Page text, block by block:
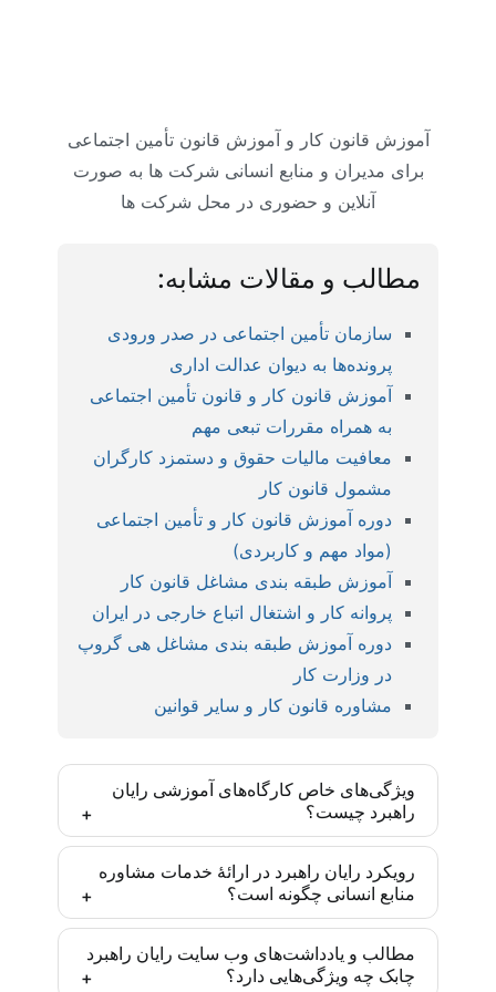
آموزش قانون کار و آموزش قانون تأمین اجتماعی
برای مدیران و منابع انسانی شرکت ها به صورت
آنلاین و حضوری در محل شرکت ها
مطالب و مقالات مشابه:
سازمان تأمین اجتماعی در صدر ورودی
پرونده‌ها به دیوان عدالت اداری
آموزش قانون کار و قانون تأمین اجتماعی
به همراه مقررات تبعی مهم
معافیت مالیات حقوق و دستمزد کارگران
مشمول قانون کار
دوره آموزش قانون کار و تأمین اجتماعی
(مواد مهم و کاربردی)
آموزش طبقه بندی مشاغل قانون کار
پروانه کار و اشتغال اتباع خارجی در ایران
دوره آموزش طبقه بندی مشاغل هی گروپ
در وزارت کار
مشاوره قانون کار و سایر قوانین
ویژگی‌های خاص کارگاه‌های آموزشی رایان
راهبرد چیست؟
کارگاه‌های رایان راهبرد بر اساس مدل‌ها و روش‌های
روز دنیا و با رویکرد ایجاد مهارت تخصصی تدارک دیده
شده‌اند و یادگیری انجام موضوع آموزش پس از
مشارکت فعال تضمین شده است. این مهارت‌ها برای
مدیران و متخصصان منابع انسانی یک مزیت رقابتی
رویکرد رایان راهبرد در ارائۀ خدمات مشاوره
منابع انسانی چگونه است؟
رایان راهبرد تأکید زیادی به درونی‌سازی متدهای به کار
گرفته‌شده در سازمان‌ها دارد. به طوری که تمامی
مطالب و یادداشت‌های وب سایت رایان راهبرد
چابک چه ویژگی‌هایی دارد؟